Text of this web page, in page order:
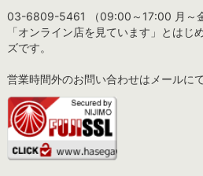
03-6809-5461 （09:00～17:00 月～金
「オンライン店を見ています」とはじ
ズです。
営業時間外のお問い合わせはメールに